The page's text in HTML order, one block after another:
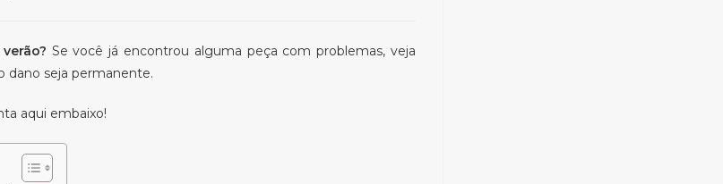
Se você já encontrou alguma peça com problemas, veja
dano seja permanente.
aqui embaixo!